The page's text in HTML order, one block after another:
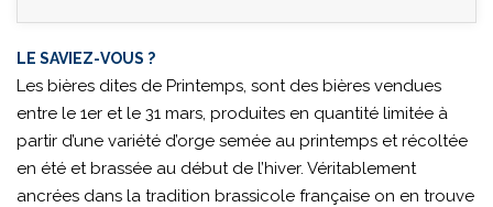
LE SAVIEZ-VOUS ?
Les bières dites de Printemps, sont des bières vendues
entre le 1er et le 31 mars, produites en quantité limitée à
partir d’une variété d’orge semée au printemps et récoltée
en été et brassée au début de l’hiver. Véritablement
ancrées dans la tradition brassicole française on en trouve